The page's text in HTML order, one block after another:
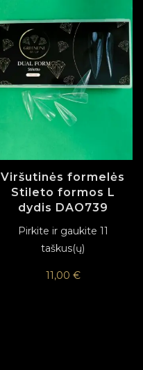
Viršutinės formelės
Stileto formos L
dydis DAO739
Pirkite ir gaukite 11
taškus(ų)
11,00 €